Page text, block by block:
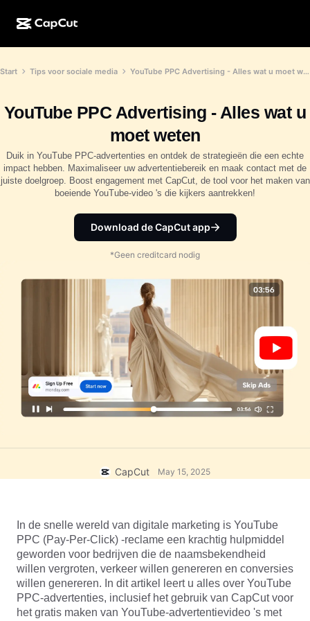
CapCut Desktop
CapCut Online
CapCut Mobiel
Dreamina AI
AI-creatie
AI-videogenerator
AI-afbeeldingengenerator
AI-afbeeldingsverbeteraar
Dreamina Seedance 2.5
Automatische ondertitels
Ondertitelsjablonen
Tekst-naar-spraak
Spraak verbeteren
Ruis verminderen
Afbeelding
Functies
Afbeeldingseditor en -generator
Spraakgenerator en -editor
Lifestyle en vlogs
Aangepast ontwerp
Meer
Markttrends
Topkeuzes
Sjabloontrends en -tips
Meer
Sjablonen voor sociale media
Feestdagensjablonen
Kalendersjablonen
Jubileumsjablonen
Effectsjablonen
Zakelijke sjablonen
Branchesjablonen
Samenvattingssjablonen
Over
Partners
Creatief partnerprogramma
CapCut Creatieve Campus
Vertrouwenscentrum
Hulpcentrum
Perskamer
Over CapCuts Gebruiksvoorwaarden
Dreamina Seedance 2.0 Launch
CapCut openen
Start Tips voor sociale media YouTube PPC Advertising - Alles wat u moet weten
YouTube PPC Advertising - Alles wat u
moet weten
Duik in YouTube PPC-advertenties en ontdek de strategieën die een echte
impact hebben. Maximaliseer uw advertentiebereik en maak contact met de
juiste doelgroep. Boost engagement met CapCut, de tool voor het maken van
boeiende YouTube-video 's die kijkers aantrekken!
Download de CapCut app
*Geen creditcard nodig
CapCut May 15, 2025
In de snelle wereld van digitale marketing is YouTube
PPC (Pay-Per-Click) -reclame een krachtig hulpmiddel
geworden voor bedrijven die de naamsbekendheid
willen vergroten, verkeer willen genereren en conversies
willen genereren. In dit artikel leert u alles over YouTube
PPC-advertenties, inclusief het gebruik van CapCut voor
het gratis maken van YouTube-advertentievideo 's met